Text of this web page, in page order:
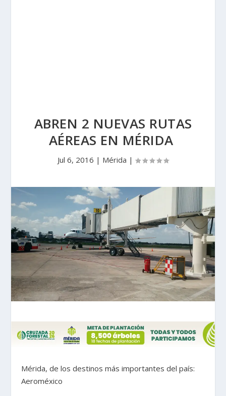
ABREN 2 NUEVAS RUTAS
AÉREAS EN MÉRIDA
Jul 6, 2016 | Mérida |
Mérida, de los destinos más importantes del país:
Aeroméxico